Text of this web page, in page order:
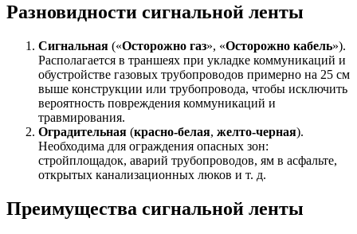
Разновидности сигнальной ленты
Сигнальная («Осторожно газ», «Осторожно кабель»).
Располагается в траншеях при укладке коммуникаций и
обустройстве газовых трубопроводов примерно на 25 см
выше конструкции или трубопровода, чтобы исключить
вероятность повреждения коммуникаций и
травмирования.
Оградительная (красно-белая, желто-черная).
Необходима для ограждения опасных зон:
стройплощадок, аварий трубопроводов, ям в асфальте,
открытых канализационных люков и т. д.
Преимущества сигнальной ленты